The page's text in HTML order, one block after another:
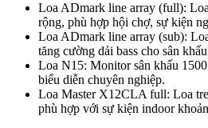
Loa ADmark line array (full):
rộng, phù hợp hội chợ, sự kiện
Loa ADmark line array (sub):
tăng cường dải bass cho sân
Loa N15: Monitor sân khấu
biểu diễn chuyên nghiệp.
Loa Master X12CLA full: Loa
phù hợp với sự kiện indoor